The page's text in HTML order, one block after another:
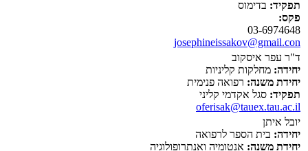
תפקיד: בדימוס
פקס:
03-6974648
josephineissakov@gmail.con
ד"ר עפר איסקוב
יחידה: מחלקות קליניות
יחידת משנה: רפואה פנימית
תפקיד: סגל אקדמי קליני
oferisak@tauex.tau.ac.il
יובל איתן
יחידה: בית הספר לרפואה
יחידת משנה: אנטומיה ואנתרופולוגיה